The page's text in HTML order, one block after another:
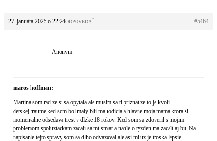
27. januára 2025 o 22:24 #5464
ODPOVEDAŤ
Anonym
maros hoffman:
Martina som rad ze si sa opytala ale musim sa ti priznat ze to je kvoli
detskej traume ked som bol maly bili ma rodicia a hlavne moja mama ktora si
momentalne odsedava trest v dlzke 18 rokov. Ked som sa zdoveril s mojim
problemom spoluziackam zacali sa mi smiat a nahle o tyzden ma zacali aj bit. Na
napisanie tejto spravy som sa dlho odvazoval ale asi mi uz je troska lepsie